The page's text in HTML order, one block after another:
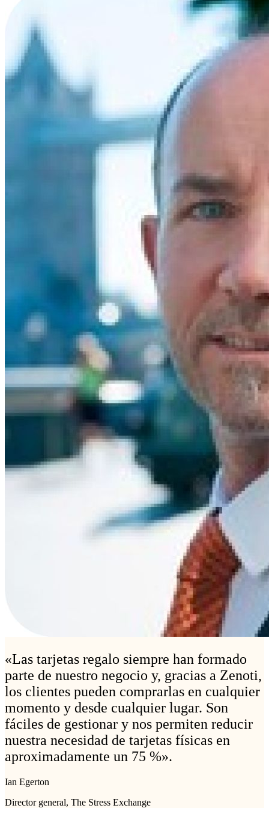
«Las tarjetas regalo siempre han formado
parte de nuestro negocio y, gracias a Zenoti,
los clientes pueden comprarlas en cualquier
momento y desde cualquier lugar. Son
fáciles de gestionar y nos permiten reducir
nuestra necesidad de tarjetas físicas en
aproximadamente un 75 %».
Ian Egerton
Director general, The Stress Exchange